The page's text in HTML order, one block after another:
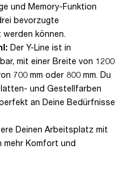
und Memory-Funktion
bevorzugte
können.
Der Y-Line ist in
mit einer Breite von 1200
700 mm oder 800 mm. Du
und Gestellfarben
an Deine Bedürfnisse
Deinen Arbeitsplatz mit
mehr Komfort und